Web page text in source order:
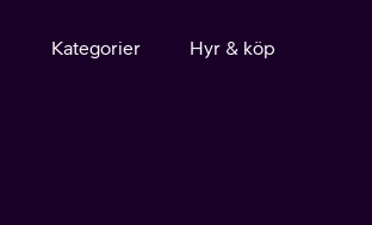
Kategorier Hyr & köp